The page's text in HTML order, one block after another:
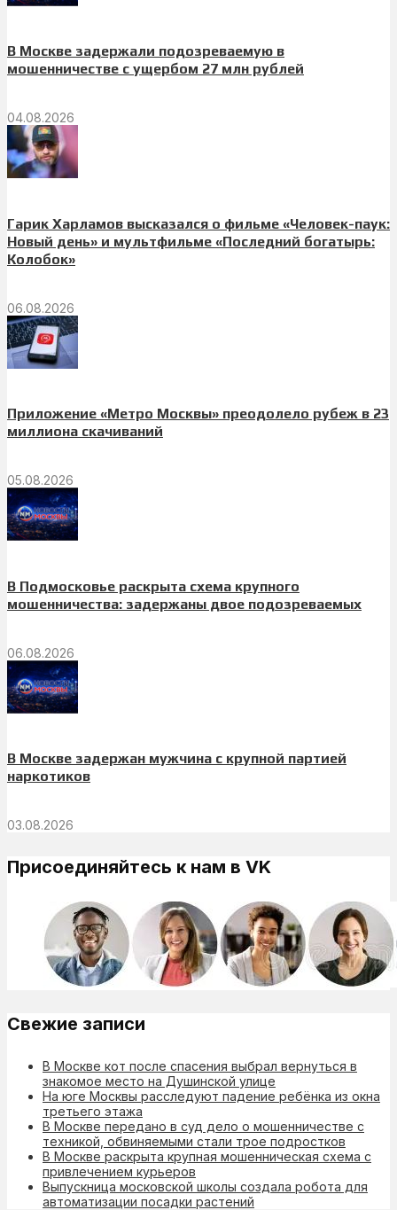
В Москве задержали подозреваемую в
мошенничестве с ущербом 27 млн рублей
04.08.2026
Гарик Харламов высказался о фильме «Человек-паук:
Новый день» и мультфильме «Последний богатырь:
Колобок»
06.08.2026
Приложение «Метро Москвы» преодолело рубеж в 23
миллиона скачиваний
05.08.2026
В Подмосковье раскрыта схема крупного
мошенничества: задержаны двое подозреваемых
06.08.2026
В Москве задержан мужчина с крупной партией
наркотиков
03.08.2026
Присоединяйтесь к нам в VK
Свежие записи
В Москве кот после спасения выбрал вернуться в
знакомое место на Душинской улице
На юге Москвы расследуют падение ребёнка из окна
третьего этажа
В Москве передано в суд дело о мошенничестве с
техникой, обвиняемыми стали трое подростков
В Москве раскрыта крупная мошенническая схема с
привлечением курьеров
Выпускница московской школы создала робота для
автоматизации посадки растений